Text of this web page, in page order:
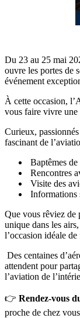
Du 23 au 25 mai
ouvre les portes de
événement
À cette occasion, l’
vous faire vivre
Curieux,
fascinant de
Baptêmes
Rencontres
Visite des
Informations
Que vous rêviez de
unique dans les
l’occasion idéale
Des centaines
attendent pour
l’aviation de
👉 Rendez-vous
proche de chez